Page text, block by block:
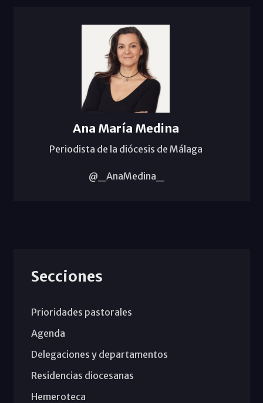
Ana María Medina
Periodista de la diócesis de Málaga
@_AnaMedina_
Secciones
Prioridades pastorales
Agenda
Delegaciones y departamentos
Residencias diocesanas
Hemeroteca